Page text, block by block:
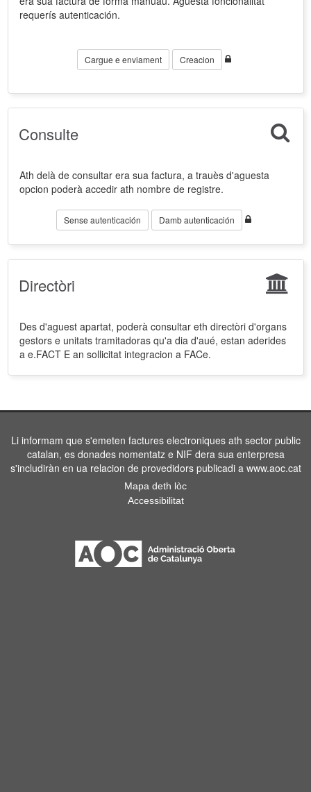
requerís autenticación.
Cargue e enviament Creacion
Consulte
Ath delà de consultar era sua factura, a trauès d'aguesta
opcion poderà accedir ath nombre de registre.
Sense autenticación Damb autenticación
Directòri
Des d'aguest apartat, poderà consultar eth directòri d'organs
gestors e unitats tramitadoras qu'a dia d'aué, estan aderides
a e.FACT E an sollicitat integracion a FACe.
Li informam que s'emeten factures electroniques ath sector public
catalan, es donades nomentatz e NIF dera sua enterpresa
s'includiràn en ua relacion de provedidors publicadi a www.aoc.cat
Mapa deth lòc
Accessibilitat